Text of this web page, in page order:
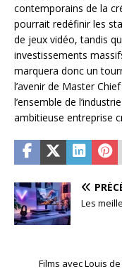
contemporains de la
pourrait redéfinir les
de jeux vidéo, tandis
investissements
marquera donc un
l’avenir de Master
l’ensemble de
ambitieuse entreprise
Les
Films avec Louis